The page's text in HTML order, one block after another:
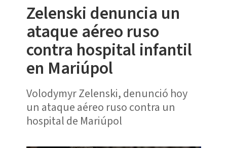
Zelenski denuncia un
ataque aéreo ruso
contra hospital infantil
en Mariúpol
Volodymyr Zelenski, denunció hoy
un ataque aéreo ruso contra un
hospital de Mariúpol